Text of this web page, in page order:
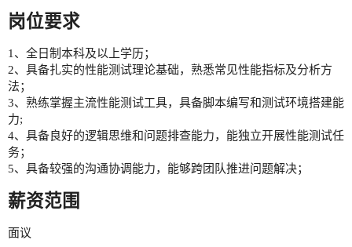
岗位要求
1、全日制本科及以上学历；
2、具备扎实的性能测试理论基础，熟悉常见性能指标及分析方
法；
3、熟练掌握主流性能测试工具，具备脚本编写和测试环境搭建能
力;
4、具备良好的逻辑思维和问题排查能力，能独立开展性能测试任
务；
5、具备较强的沟通协调能力，能够跨团队推进问题解决；
薪资范围
面议